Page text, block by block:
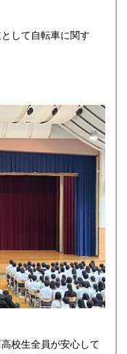
して自転車に関す
校生全員が安心して